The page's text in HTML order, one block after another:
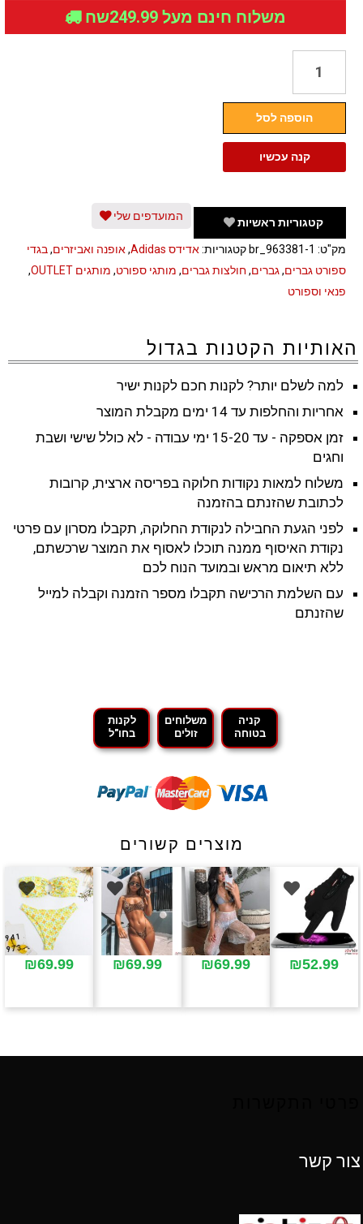
משלוח חינם מעל 249.99שח
חולצת
דריי
צווארון
אדידס
ADIDAS
מידות
הוספה לסל
קנה עכשיו
קטגוריות ראשיות
המועדפים שלי
מק"ט: br_963381-1 קטגוריות:אדידס Adidas ,אופנה ואביזרים,בגדי
ספורט גברים,גברים,חולצות גברים, מותגי ספורט, מותגים OUTLET
,
פנאי וספורט
האותיות הקטנות בגדול
למה לשלם יותר? לקנות חכם לקנות ישיר
אחריות והחלפות עד 14 ימים מקבלת המוצר
זמן אספקה - עד 15-20 ימי עבודה - לא כולל שישי ושבת
וחגים
משלוח למאות נקודות חלוקה בפריסה ארצית, קרובות
לכתובת שהזנתם בהזמנה
לפני הגעת החבילה לנקודת החלוקה, תקבלו מסרון עם פרטי
נקודת האיסוף ממנה תוכלו לאסוף את המוצר שרכשתם,
ללא תיאום מראש ובמועד הנוח לכם
עם השלמת הרכישה תקבלו מספר הזמנה וקבלה למייל
שהזנתם
קניה
בטוחה
משלוחים
זולים
לקנות
בחו"ל
מוצרים קשורים
₪52.99
₪69.99
₪69.99
₪69.99
צור קשר